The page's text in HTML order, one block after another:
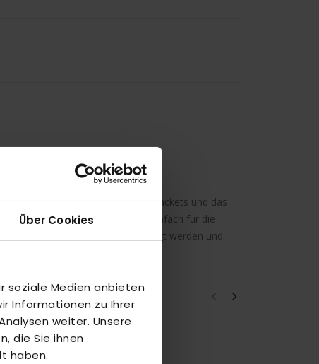
Über Cookies
soziale Medien anbieten
Informationen zu Ihrer
weiter. Unsere
die Sie ihnen
haben.
Platz für die Padel Rackets und das
geräumiges Hauptfach, ein Seitenfach für die
adidas Trolly ganz leicht bewegt werden und
l